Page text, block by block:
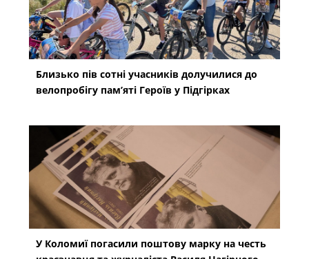
Близько пів сотні учасників долучилися до
велопробігу пам’яті Героїв у Підгірках
У Коломиї погасили поштову марку на честь